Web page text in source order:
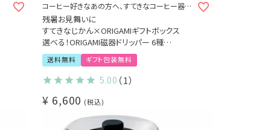
コーヒー好きなあの方へ、すてきなコーヒー器具
を贈りませんか。
残暑お見舞いに
すてきなじかん×ORIGAMIギフトボックス
選べる！ORIGAMI磁器ドリッパー 6種
選べる！専用ホルダー 3種
コーヒー抽出器具3点セット（1～2杯用）
Kalita コーヒーサーバー jug400
コーヒー豆（中挽き）のおまけつき
誕生日 プレゼント
送料無料 ギフト包装無料
5.00 （1）
¥ 6,600 税込